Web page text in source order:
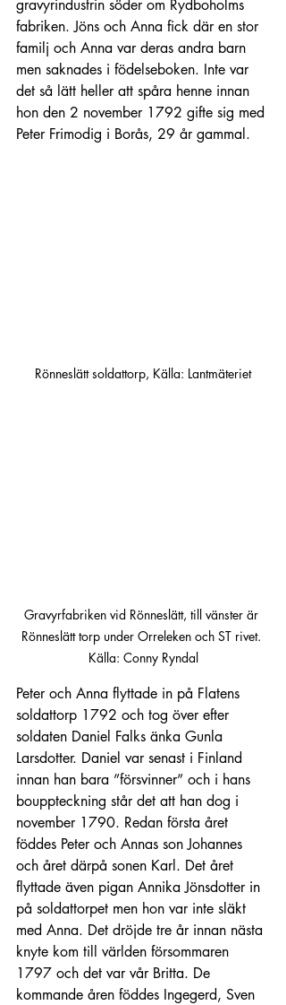
gravyrindustrin söder om Rydboholms
fabriken. Jöns och Anna fick där en stor
familj och Anna var deras andra barn
men saknades i födelseboken. Inte var
det så lätt heller att spåra henne innan
hon den 2 november 1792 gifte sig med
Peter Frimodig i Borås, 29 år gammal.
Rönneslätt soldattorp, Källa: Lantmäteriet
Gravyrfabriken vid Rönneslätt, till vänster är
Rönneslätt torp under Orreleken och ST rivet.
Källa: Conny Ryndal
Peter och Anna flyttade in på Flatens
soldattorp 1792 och tog över efter
soldaten Daniel Falks änka Gunla
Larsdotter. Daniel var senast i Finland
innan han bara ”försvinner” och i hans
bouppteckning står det att han dog i
november 1790. Redan första året
föddes Peter och Annas son Johannes
och året därpå sonen Karl. Det året
flyttade även pigan Annika Jönsdotter in
på soldattorpet men hon var inte släkt
med Anna. Det dröjde tre år innan nästa
knyte kom till världen försommaren
1797 och det var vår Britta. De
kommande åren föddes Ingegerd, Sven